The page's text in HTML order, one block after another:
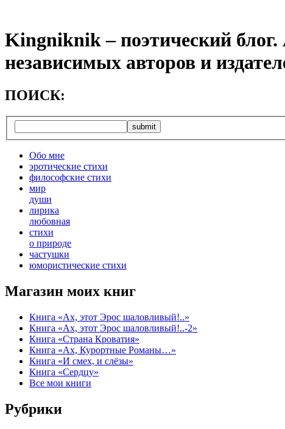
Kingniknik – поэтический
независимых авторов и
ПОИСК:
Обо мне
эротические стихи
философские стихи
мир
души
лирика
любовная
cтихи
о природе
частушки
юмористические стихи
Магазин моих книг
Книга «Ах, этот Эрос шаловливый!..»
Книга «Ах, этот Эрос шаловливый!..-2»
Книга «Страна Кроватия»
Книга «Ах, Курортные Романы…»
Книга «И смех, и слёзы»
Книга «Сердцу»
Все мои книги
Рубрики